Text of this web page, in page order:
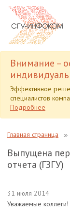
Внимание –
Эффективное
специалистов
Подробнее
Главная страница
Выпущена
отчета (ГЗГУ)
31 июля 2014
Уважаемые коллеги!